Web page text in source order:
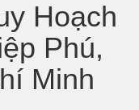
Hoạch
Phú,
Minh